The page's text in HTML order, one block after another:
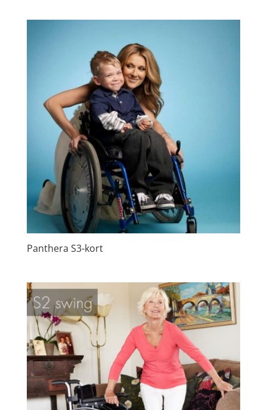
Panthera S3-kort